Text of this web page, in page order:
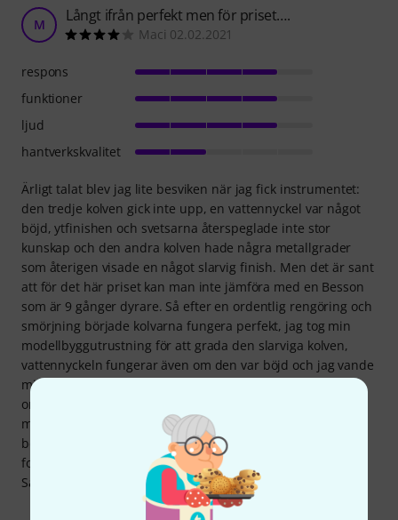
M Långt ifrån perfekt men för priset….
Maci 02.02.2021
Ärligt talat blev jag lite besviken när jag fick instrumentet:
den tredje kolven gick inte upp, en vattennyckel var något
böjd, ytfinishen och svetsarna återspeglade inte stor
kunskap och den andra kolven hade några metallgrader
som återigen visade en något slarvig finish. Men det är sant
att för det här priset kan man inte jämföra med en Besson
som är 9 gånger dyrare. Så efter en ordentlig rengöring och
smörjning började kolvarna fungera perfekt, jag tog min
modellbyggutrustning för att grada den slarviga kolven,
vattennyckeln fungerar även om den var böjd och jag vande
mig vid finishen. Instrumentet fungerar perfekt och även
om jag som trumpetist inte har erfarenheten att jämföra
med andra Alto-instrument, tycker jag att ljudet är mycket
behagligt. Dessutom levereras instrumentet i ett välgjort
fodral och med ett helt acceptabelt munstycke.
Sammanfattningsvis är jag mycket nöjd med mitt köp.
respons
funktioner
ljud
hantverkskvalitet